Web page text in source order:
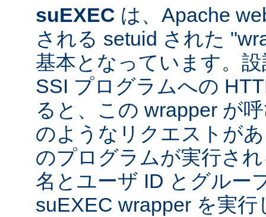
suEXEC は、Apache
される setuid された
基本となっています。
SSI プログラムへの
ると、この wrapper が
のようなリクエストが
のプログラムが実行さ
名とユーザ ID とグルー
suEXEC wrapper を実行